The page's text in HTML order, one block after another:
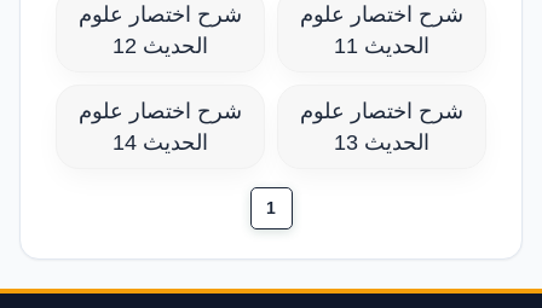
شرح اختصار علوم
الحديث 11
شرح اختصار علوم
الحديث 12
شرح اختصار علوم
الحديث 13
شرح اختصار علوم
الحديث 14
1